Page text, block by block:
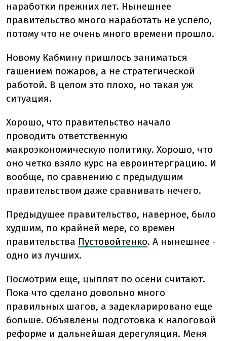
наработки прежних лет. Нынешнее
правительство много наработать не успело,
потому что не очень много времени прошло.
Новому Кабмину пришлось заниматься
гашением пожаров, а не стратегической
работой. В целом это плохо, но такая уж
ситуация.
Хорошо, что правительство начало
проводить ответственную
макроэкономическую политику. Хорошо, что
оно четко взяло курс на евроинтерграцию. И
вообще, по сравнению с предыдущим
правительством даже сравнивать нечего.
Предыдущее правительство, наверное, было
худшим, по крайней мере, со времен
правительства Пустовойтенко. А нынешнее -
одно из лучших.
Посмотрим еще, цыплят по осени считают.
Пока что сделано довольно много
правильных шагов, а задекларировано еще
больше. Объявлены подготовка к налоговой
реформе и дальнейшая дерегуляция. Меня